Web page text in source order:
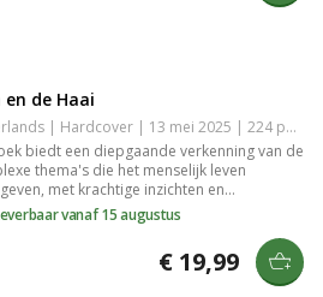
en de Haai
Nederlands | Hardcover | 13 mei 2025 | 224 pagina's | 9789021684109
biedt een diepgaande verkenning van de
thema's die het menselijk leven
met krachtige inzichten en
verhalen. Het nodigt je uit in een
waar emoties en ervaringen centraal
en biedt namelijk een frisse blik op
levensvragen. Een must-read voor
die verdieping zoekt in zijn of haar
vanaf 15 augustus
€ 19,99